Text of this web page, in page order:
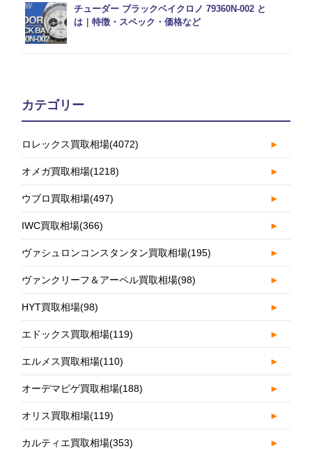
チューダー ブラックベイクロノ 79360N-002 と
は｜特徴・スペック・価格など
カテゴリー
ロレックス買取相場(4072) ►
オメガ買取相場(1218) ►
ウブロ買取相場(497) ►
IWC買取相場(366) ►
ヴァシュロンコンスタンタン買取相場(195) ►
ヴァンクリーフ＆アーペル買取相場(98) ►
HYT買取相場(98) ►
エドックス買取相場(119) ►
エルメス買取相場(110) ►
オーデマピゲ買取相場(188) ►
オリス買取相場(119) ►
カルティエ買取相場(353) ►